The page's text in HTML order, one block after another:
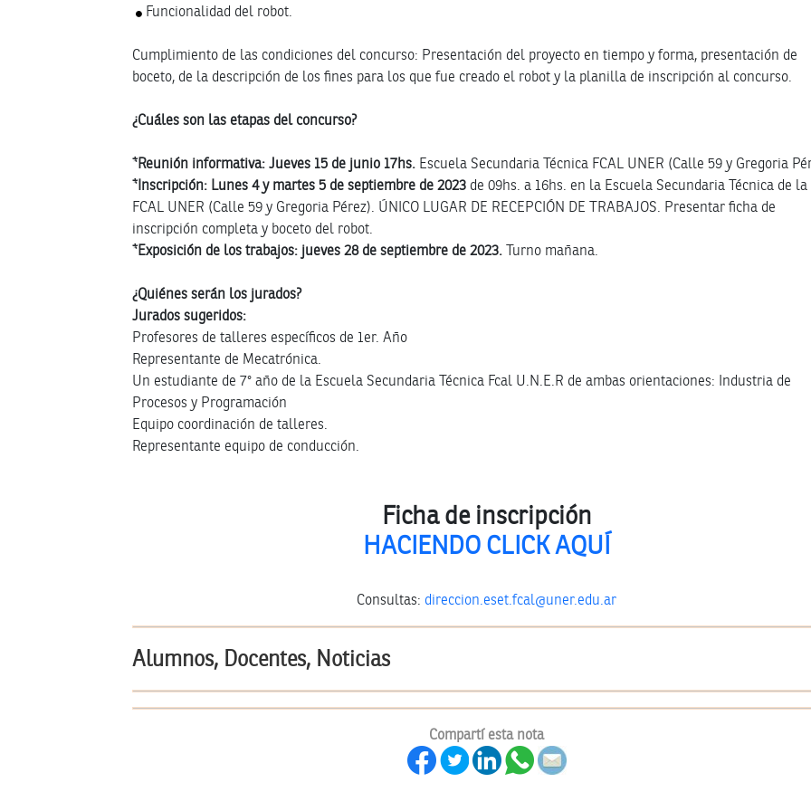
Funcionalidad del robot.
Cumplimiento de las condiciones del concurso: Presentación del proyecto en tiempo y forma, presentación de
boceto, de la descripción de los fines para los que fue creado el robot y la planilla de inscripción al concurso.
¿Cuáles son las etapas del concurso?
*Reunión informativa: Jueves 15 de junio 17hs. Escuela Secundaria Técnica FCAL UNER (Calle 59 y Gregoria
*Inscripción: Lunes 4 y martes 5 de septiembre de 2023 de 09hs. a 16hs. en la Escuela Secundaria Técnica de la
FCAL UNER (Calle 59 y Gregoria Pérez). ÚNICO LUGAR DE RECEPCIÓN DE TRABAJOS. Presentar ficha de
inscripción completa y boceto del robot.
*Exposición de los trabajos: jueves 28 de septiembre de 2023. Turno mañana.
¿Quiénes serán los jurados?
Jurados sugeridos:
Profesores de talleres específicos de 1er. Año
Representante de Mecatrónica.
Un estudiante de 7° año de la Escuela Secundaria Técnica Fcal U.N.E.R de ambas orientaciones: Industria de
Procesos y Programación
Equipo coordinación de talleres.
Representante equipo de conducción.
Ficha de inscripción
HACIENDO CLICK AQUÍ
Consultas: direccion.eset.fcal@uner.edu.ar
Alumnos, Docentes, Noticias
Compartí esta nota